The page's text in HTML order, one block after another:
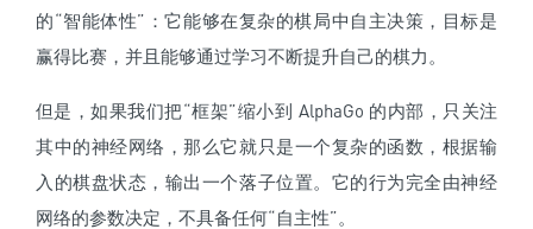
的“智能体性”：它能够在复杂的棋局中自主决策，目标是
赢得比赛，并且能够通过学习不断提升自己的棋力。
但是，如果我们把“框架”缩小到 AlphaGo 的内部，只关注
其中的神经网络，那么它就只是一个复杂的函数，根据输
入的棋盘状态，输出一个落子位置。它的行为完全由神经
网络的参数决定，不具备任何“自主性”。